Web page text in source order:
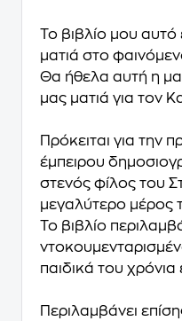
Το βιβλίο μου αυτό
ματιά στο
Θα ήθελα αυτή η
μας ματιά για τον
Πρόκειται για την
έμπειρου
στενός φίλος του
μεγαλύτερο μέρος
Το βιβλίο
παιδικά του
Περιλαμβάνει